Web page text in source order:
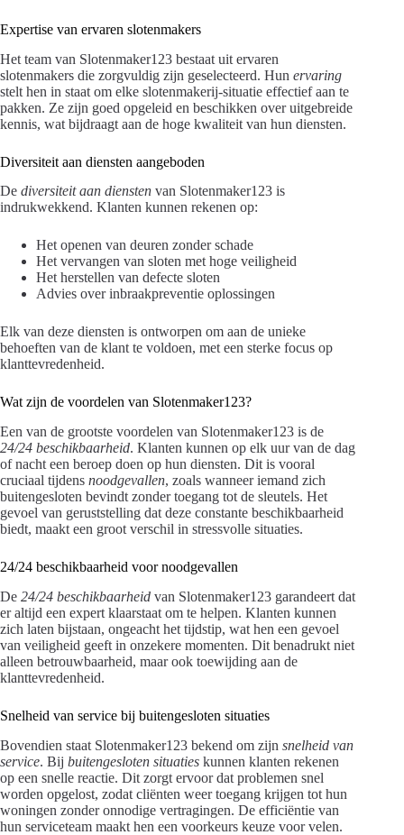
Expertise van ervaren slotenmakers
Het team van Slotenmaker123 bestaat uit ervaren
slotenmakers die zorgvuldig zijn geselecteerd. Hun ervaring
stelt hen in staat om elke slotenmakerij-situatie effectief aan te
pakken. Ze zijn goed opgeleid en beschikken over uitgebreide
kennis, wat bijdraagt aan de hoge kwaliteit van hun diensten.
Diversiteit aan diensten aangeboden
De diversiteit aan diensten van Slotenmaker123 is
indrukwekkend. Klanten kunnen rekenen op:
Het openen van deuren zonder schade
Het vervangen van sloten met hoge veiligheid
Het herstellen van defecte sloten
Advies over inbraakpreventie oplossingen
Elk van deze diensten is ontworpen om aan de unieke
behoeften van de klant te voldoen, met een sterke focus op
klanttevredenheid.
Wat zijn de voordelen van Slotenmaker123?
Een van de grootste voordelen van Slotenmaker123 is de
24/24 beschikbaarheid. Klanten kunnen op elk uur van de dag
of nacht een beroep doen op hun diensten. Dit is vooral
cruciaal tijdens noodgevallen, zoals wanneer iemand zich
buitengesloten bevindt zonder toegang tot de sleutels. Het
gevoel van geruststelling dat deze constante beschikbaarheid
biedt, maakt een groot verschil in stressvolle situaties.
24/24 beschikbaarheid voor noodgevallen
De 24/24 beschikbaarheid van Slotenmaker123 garandeert dat
er altijd een expert klaarstaat om te helpen. Klanten kunnen
zich laten bijstaan, ongeacht het tijdstip, wat hen een gevoel
van veiligheid geeft in onzekere momenten. Dit benadrukt niet
alleen betrouwbaarheid, maar ook toewijding aan de
klanttevredenheid.
Snelheid van service bij buitengesloten situaties
Bovendien staat Slotenmaker123 bekend om zijn snelheid van
service. Bij buitengesloten situaties kunnen klanten rekenen
op een snelle reactie. Dit zorgt ervoor dat problemen snel
worden opgelost, zodat cliënten weer toegang krijgen tot hun
woningen zonder onnodige vertragingen. De efficiëntie van
hun serviceteam maakt hen een voorkeurs keuze voor velen.